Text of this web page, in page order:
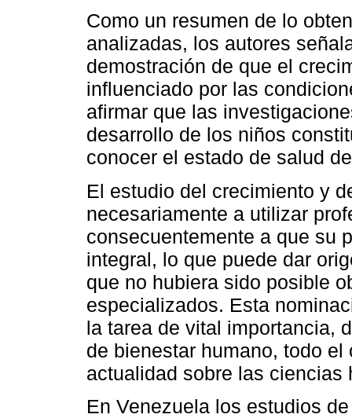
Como un resumen de lo
analizadas, los autores
demostración de que el
influenciado por las
afirmar que las
desarrollo de los niños
conocer el estado de salud
El estudio del crecimiento y
necesariamente a utilizar
consecuentemente a que su
integral, lo que puede dar
que no hubiera sido posible
especializados. Esta
la tarea de vital importancia,
de bienestar humano, todo
actualidad sobre las ciencias
En Venezuela los estudios